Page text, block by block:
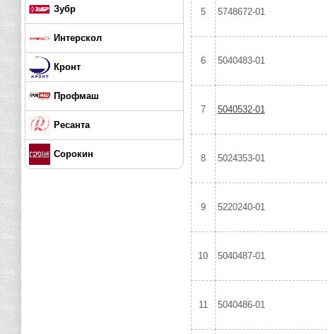
Зубр
Интерскол
Кронт
Профмаш
Ресанта
Сорокин
5 5748672-01
6 5040483-01
7 5040532-01
8 5024353-01
9 5220240-01
10 5040487-01
11 5040486-01